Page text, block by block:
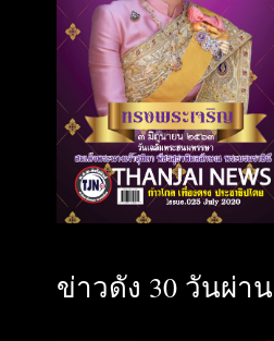
ข่าวดัง 30 วันผ่า